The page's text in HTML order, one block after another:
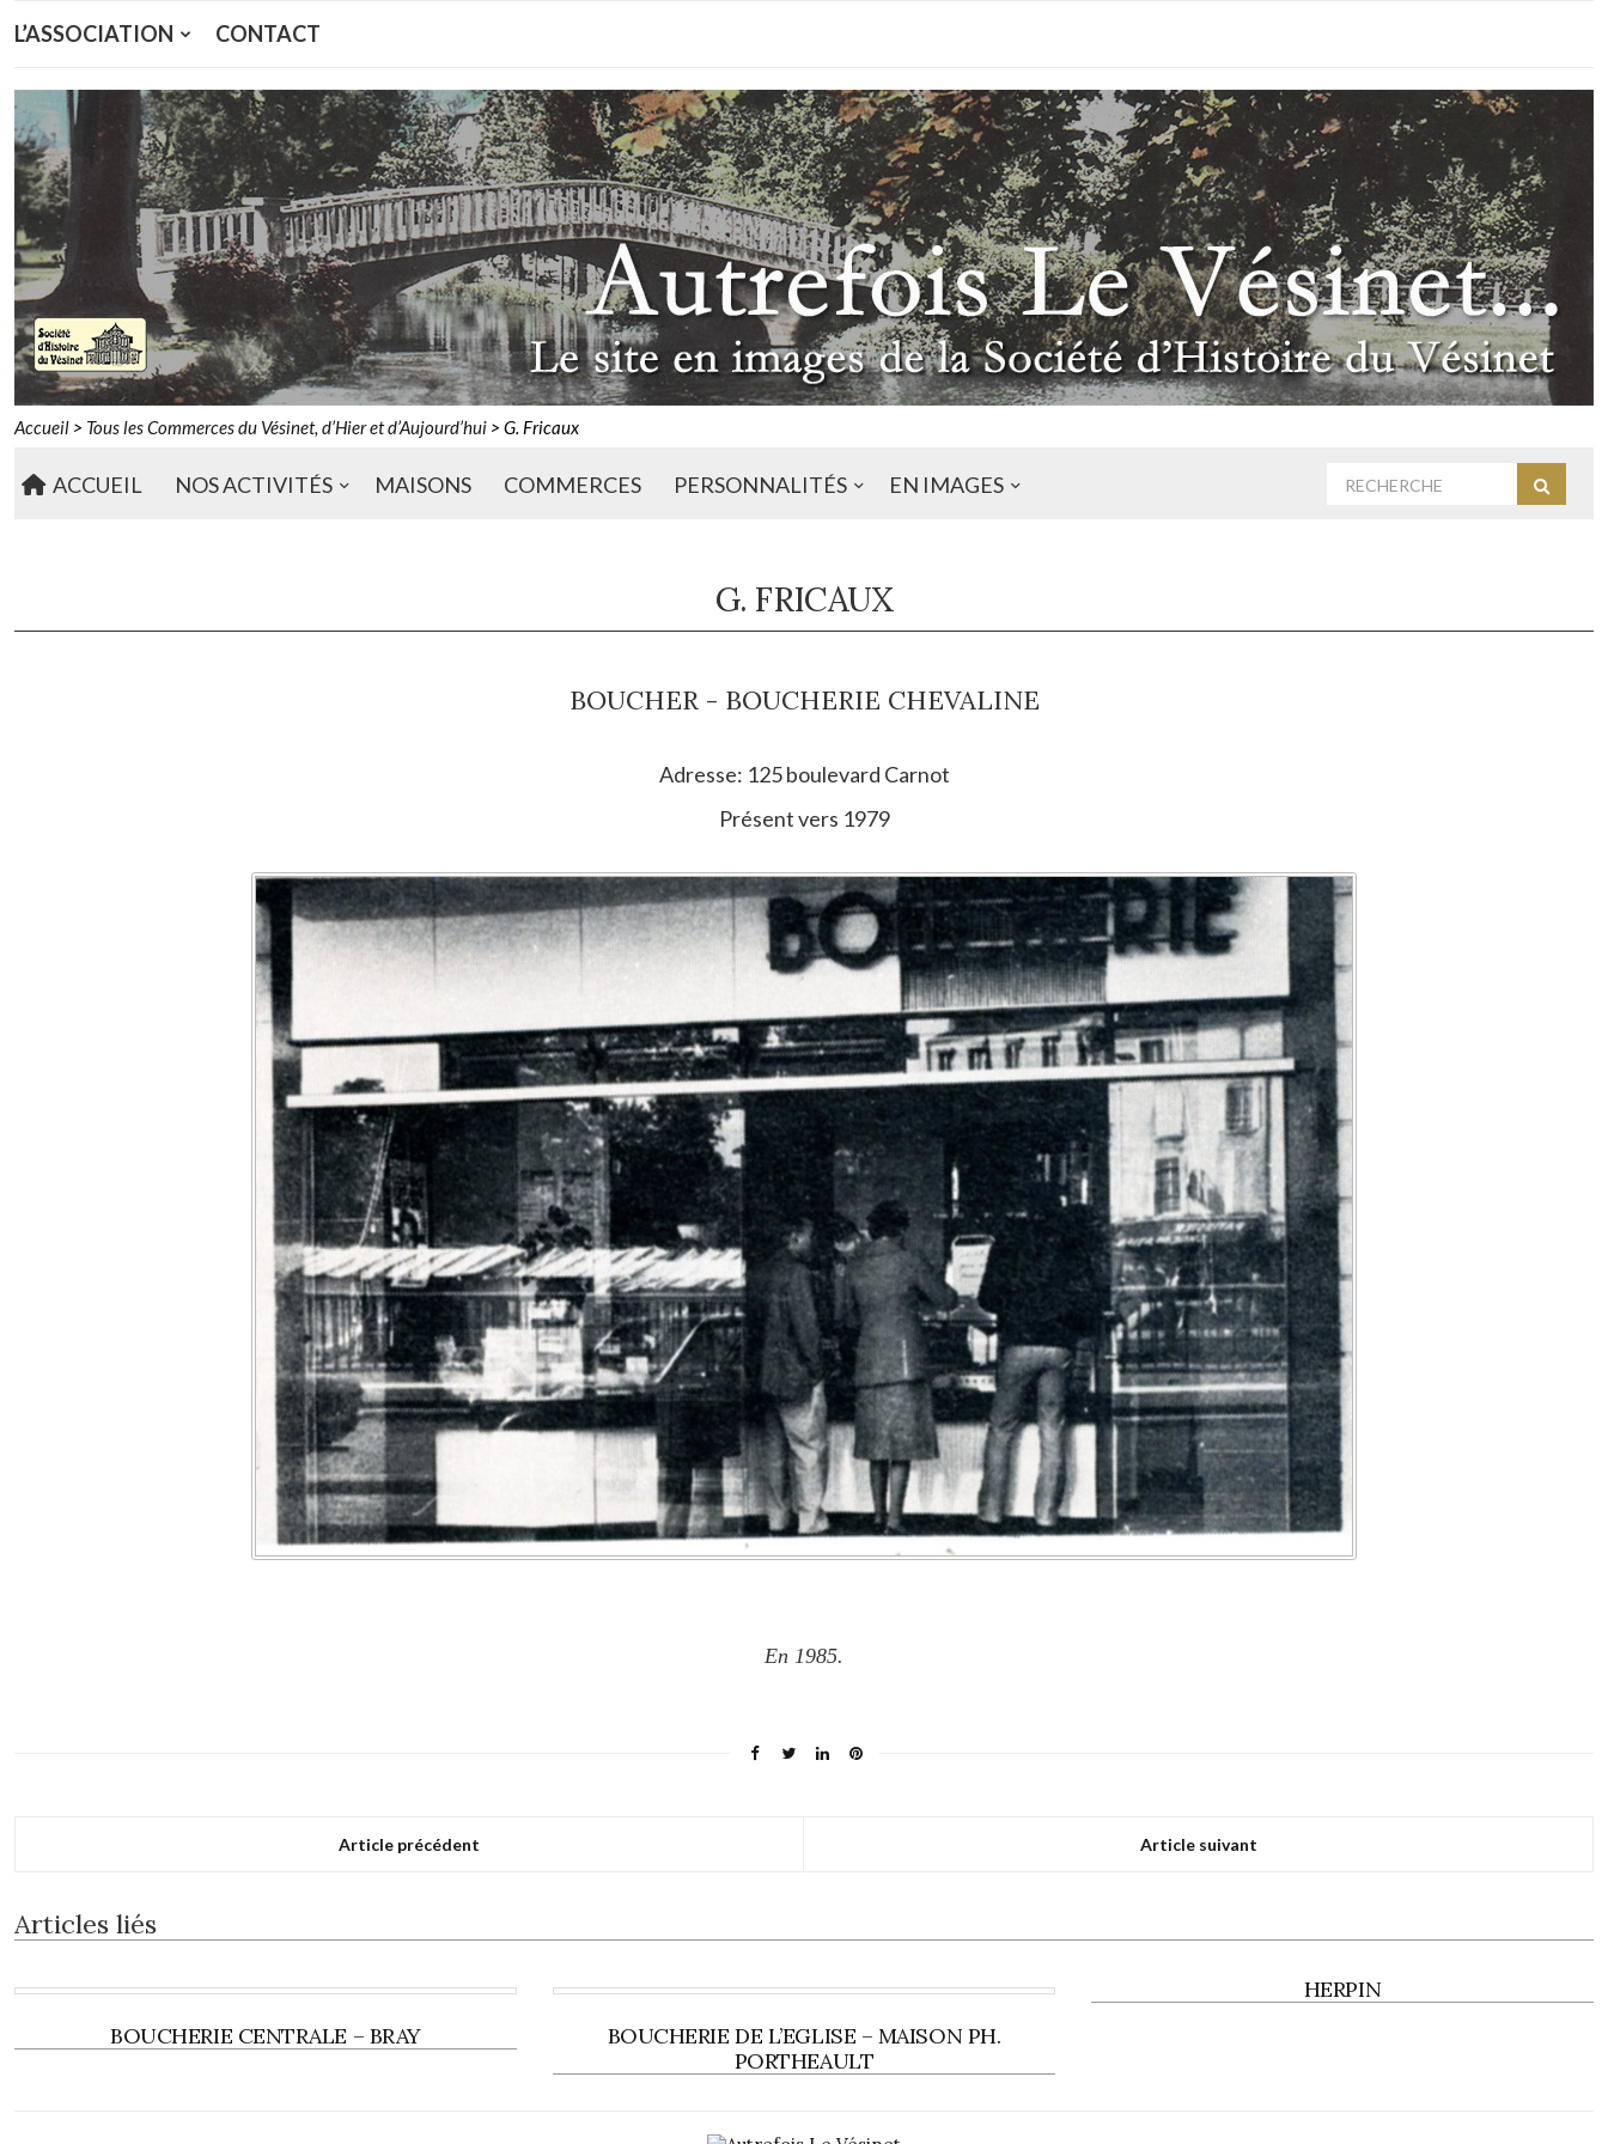
L’ASSOCIATION CONTACT
Accueil > Tous les Commerces du Vésinet, d’Hier et d’Aujourd’hui > G. Fricaux
ACCUEIL NOS ACTIVITÉS MAISONS COMMERCES PERSONNALITÉS EN IMAGES
G. FRICAUX
BOUCHER - BOUCHERIE CHEVALINE
Adresse: 125 boulevard Carnot
Présent vers 1979
En 1985.
Article précédent Article suivant
Articles liés
BOUCHERIE CENTRALE – BRAY
BOUCHERIE DE L’EGLISE – MAISON PH.
PORTHEAULT
HERPIN